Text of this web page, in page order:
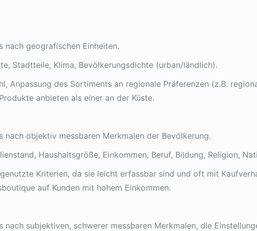
nach geografischen Einheiten.
Stadtteile, Klima, Bevölkerungsdichte (urban/ländlich).
Anpassung des Sortiments an regionale Präferenzen (z.B.
anbieten als einer an der Küste.
nach objektiv messbaren Merkmalen der Bevölkerung.
Haushaltsgröße, Einkommen, Beruf, Bildung, Religion,
Kriterien, da sie leicht erfassbar sind und oft mit
auf Kunden mit hohem Einkommen.
nach subjektiven, schwerer messbaren Merkmalen, die